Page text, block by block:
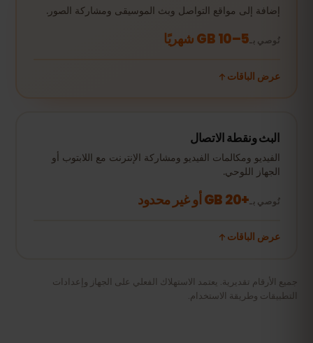
إضافة إلى مواقع التواصل وبث الموسيقى ومشاركة الصور.
نُوصي بـ5–10 GB شهريًا
عرض الباقات
البث ونقطة الاتصال
الفيديو ومكالمات الفيديو ومشاركة الإنترنت مع اللابتوب أو
الجهاز اللوحي.
نُوصي بـ+20 GB أو غير محدود
عرض الباقات
جميع الأرقام تقديرية. يعتمد الاستهلاك الفعلي على الجهاز وإعدادات
التطبيقات وطريقة الاستخدام.